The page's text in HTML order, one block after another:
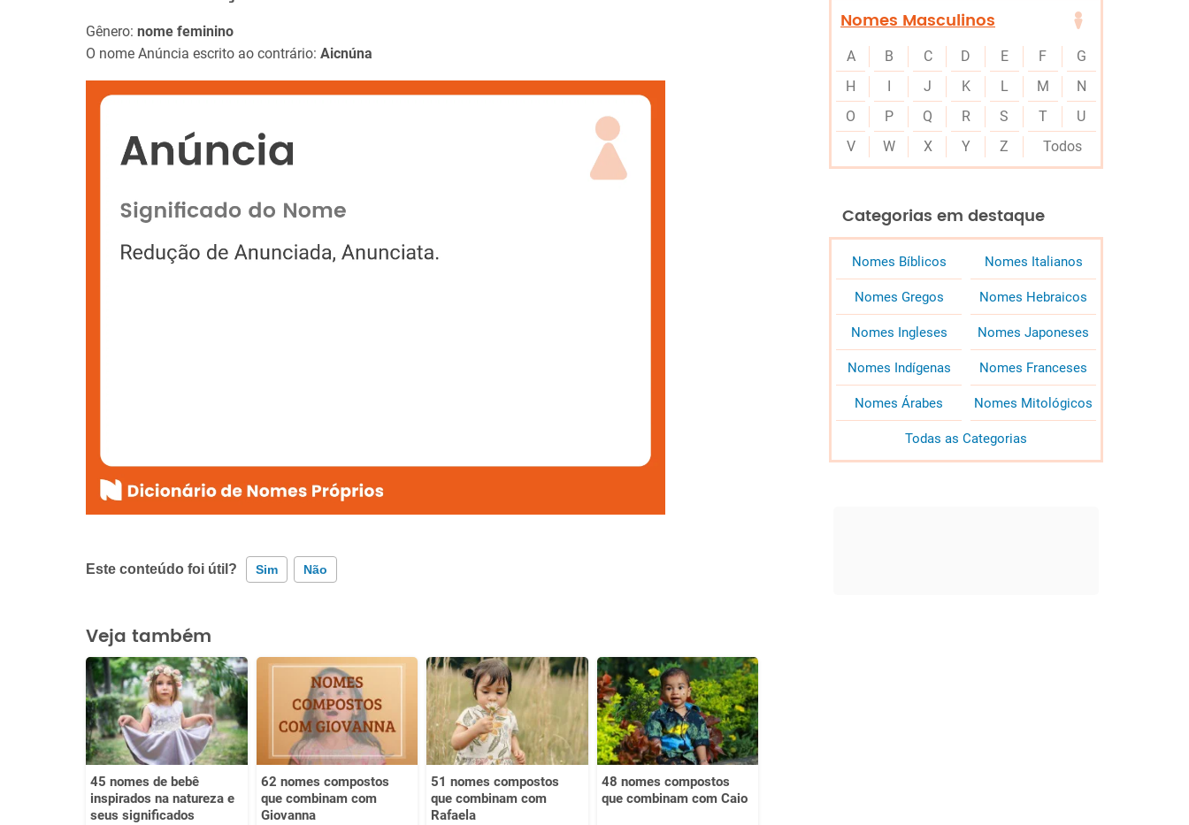
Gênero: nome feminino
O nome Anúncia escrito ao contrário: Aicnúna
Este conteúdo foi útil? Sim Não
Este conteúdo contém informação incorreta
Este conteúdo não tem a informação que procuro
Outro
Veja também
45 nomes de bebê
inspirados na natureza e
seus significados
62 nomes compostos
que combinam com
Giovanna
51 nomes compostos
que combinam com
Rafaela
48 nomes compostos
que combinam com Caio
Nomes Masculinos
A B C D E F
G
H
I J K L M
N
O
P Q R S T
U
V
W X Y Z Todos
Categorias em destaque
Nomes Bíblicos Nomes Italianos
Nomes Gregos Nomes Hebraicos
Nomes Ingleses Nomes Japoneses
Nomes Indígenas Nomes Franceses
Nomes Árabes Nomes Mitológicos
Todas as Categorias